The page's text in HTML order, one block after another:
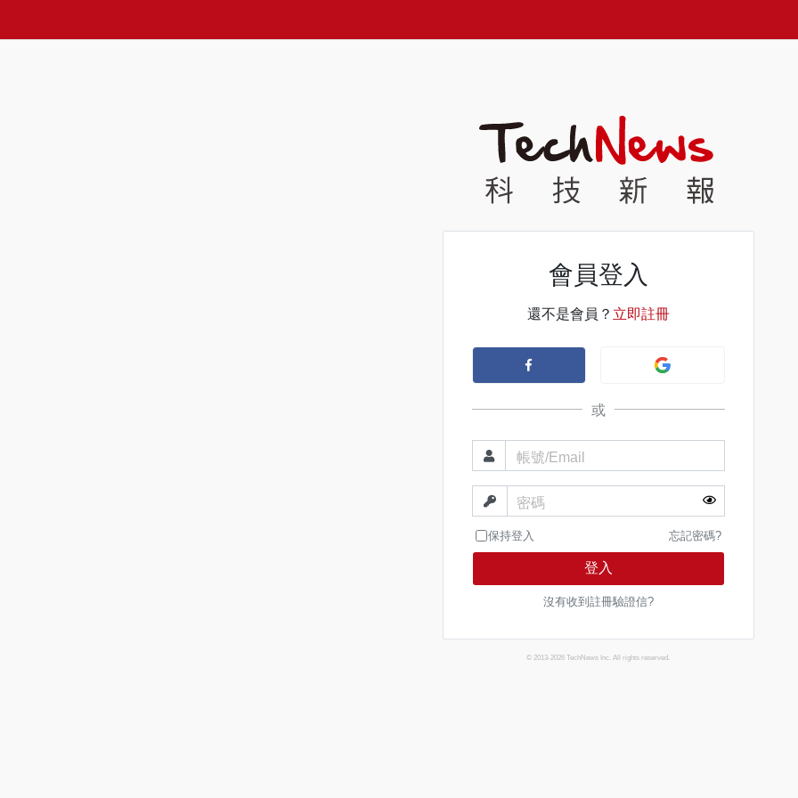
會員登入
還不是會員？ 立即註冊
或
帳號/Email
密碼
保持登入 忘記密碼?
登入
沒有收到註冊驗證信?
© 2013-2026 TechNews Inc. All rights reserved.